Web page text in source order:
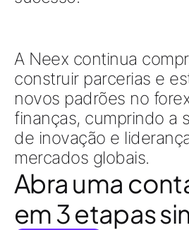
A Neex continua
construir parcerias e
novos padrões no
finanças, cumprindo a
de inovação e
mercados globais.
Abra uma
em 3 etapas